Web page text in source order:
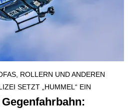
ROLLERN UND ANDEREN
SETZT „HUMMEL“ EIN